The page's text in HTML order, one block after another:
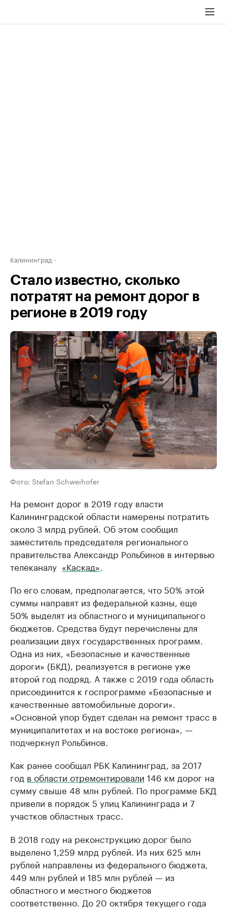
Калининград
Стало известно, сколько
потратят на ремонт дорог в
регионе в 2019 году
Фото: Stefan Schweihofer
На ремонт дорог в 2019 году власти
Калининградской области намерены потратить
около 3 млрд рублей. Об этом сообщил
заместитель председателя регионального
правительства Александр Рольбинов в интервью
телеканалу ​ «Каскад»
По его словам, предполагается, что 50% этой
суммы направят из федеральной казны, еще
50% выделят из областного и муниципального
бюджетов. Средства будут перечислены для
реализации двух государственных программ.
Одна из них, «Безопасные и качественные
дороги» (БКД), реализуется в регионе уже
второй год подряд. А также с 2019 года область
присоединится к госпрограмме «Безопасные и
качественные автомобильные дороги».
«Основной упор будет сделан на ремонт трасс в
муниципалитетах и на востоке региона», —
подчеркнул Рольбинов.
Как ранее сообщал РБК Калининград, за 2017
год в области отремонтировали 146 км дорог на
сумму свыше 48 млн рублей. По программе БКД
привели в порядок 5 улиц Калининграда и 7
участков областных трасс.
В 2018 году на реконструкцию дорог было
выделено 1,259 млрд рублей. Из них 625 млн
рублей направлены из федерального бюджета,
449 млн рублей и 185 млн рублей — из
областного и местного бюджетов
соответственно. До 20 октября текущего года